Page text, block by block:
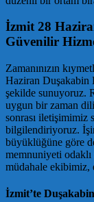
İzmit 28
Güvenilir
Zamanınızın
Haziran Duşakabin
şekilde sunuyoruz.
uygun bir zaman
sonrası iletişimimiz
bilgilendiriyoruz.
büyüklüğüne göre
memnuniyeti odaklı
müdahale ekibimiz,
İzmit’te